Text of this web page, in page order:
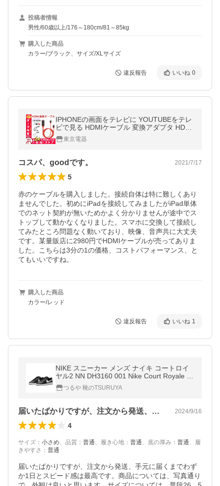
投稿者情報
男性/60歳以上/176～180cm/81～85kg
購入した商品
カラー/ブラック、サイズ/XLサイズ
違反報告 いいね 0
IPHONEの画面をテレビに YOUTUBEをテレ
ビで見る HDMIケーブル 変換アダプタ HDMI
変換ケーブル IPAD テレビに映す HDMI 108
0P セール
東京電器
コスパ、goodです。 2021/7/17
5
赤のケーブルを購入しました。接続自体は特に難しくあり
ませんでした。初めにiPadを接続してみましたがiPad単体
でのネット契約が無いためかよく分かりませんが途中でス
トップして動かなくなりました。スマホに交換して接続し
てみたところ問題なく動いており、映像、音声共に大丈夫
です。某量販店に2980円でHDMIケーブルが売ってありま
した。こちらは3分の1の価格、コストパフォーマンス、と
てもいいですね。
購入した商品
カラー/レッド
違反報告 いいね 1
NIKE スニーカー メンズ ナイキ コートロイ
ヤル2 NN DH3160 001 Nike Court Royale 2
Next Nature
つるや 靴のTSURUYA
届いたばかりですが、注文から発送、手元… 2024/9/16
4
サイズ ： 小さめ、 品質 ： 普通、 履き心地 ： 普通、 底の厚み ： 普通、 履
きやすさ ： 普通
届いたばかりですが、注文から発送、手元に届くまでわず
か1日とスピード感は最高です。商品については、写真通り